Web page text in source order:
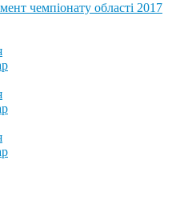
чемпіонату області 2017